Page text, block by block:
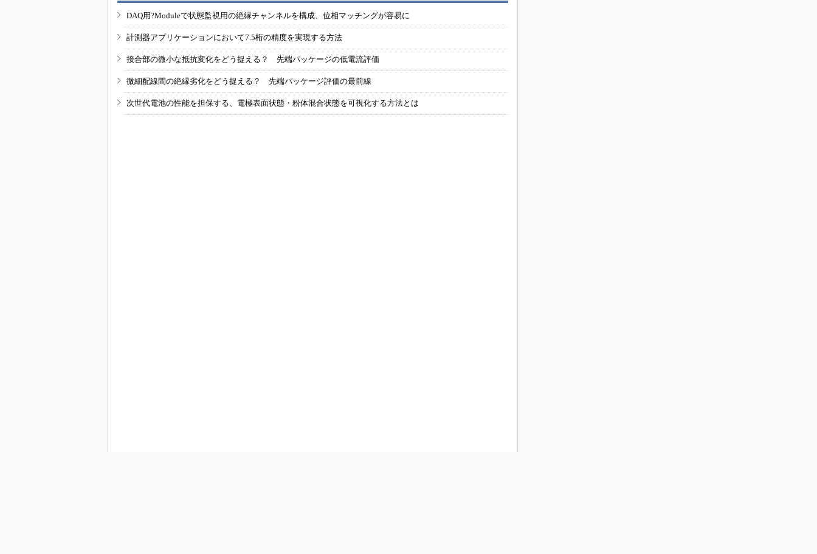
DAQ用?Moduleで状態監視用の絶縁チャンネルを構成、位相マッチングが容易に
計測器アプリケーションにおいて7.5桁の精度を実現する方法
接合部の微小な抵抗変化をどう捉える？ 先端パッケージの低電流評価
微細配線間の絶縁劣化をどう捉える？ 先端パッケージ評価の最前線
次世代電池の性能を担保する、電極表面状態・粉体混合状態を可視化する方法とは